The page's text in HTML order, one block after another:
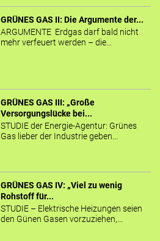
GRÜNES GAS II: Die Argumente der...
ARGUMENTE Erdgas darf bald nicht
mehr verfeuert werden – die...
GRÜNES GAS III: „Große
Versorgungslücke bei...
STUDIE der Energie-Agentur: Grünes
Gas lieber der Industrie geben...
GRÜNES GAS IV: „Viel zu wenig
Rohstoff für...
STUDIE – Elektrische Heizungen seien
den Günen Gasen vorzuziehen,...